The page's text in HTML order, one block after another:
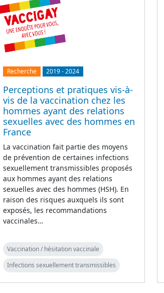
Recherche 2019-2024
Perceptions et pratiques vis-à-
vis de la vaccination chez les
hommes ayant des relations
sexuelles avec des hommes en
France
La vaccination fait partie des moyens
de prévention de certaines infections
sexuellement transmissibles proposés
aux hommes ayant des relations
sexuelles avec des hommes (HSH). En
raison des risques auxquels ils sont
exposés, les recommandations
vaccinales…
Vaccination / hésitation vaccinale
Infections sexuellement transmissibles